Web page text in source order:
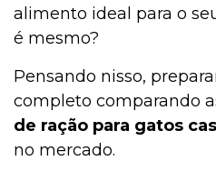
alimento ideal para o
é mesmo?
Pensando nisso,
completo comparando
de ração para gatos
no mercado.